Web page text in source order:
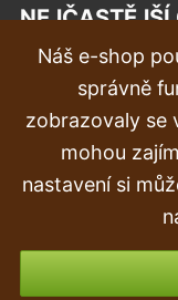
NEJČASTĚJŠÍ
Reklamace
Doprava a
Objednávka
Náš e-shop
správně
zobrazovaly se
mohou
nastavení si